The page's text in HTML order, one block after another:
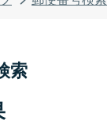
索